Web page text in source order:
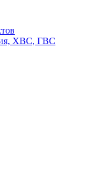
ХВС, ГВС